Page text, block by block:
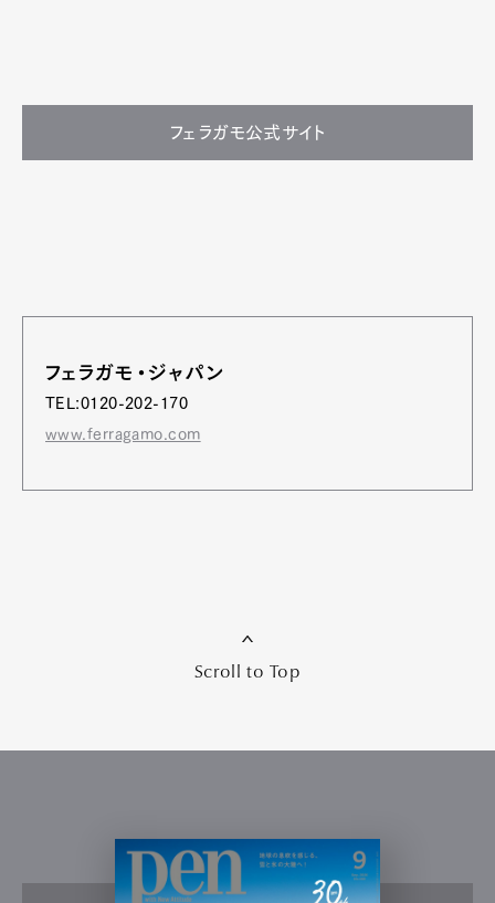
フェラガモ公式サイト
フェラガモ・ジャパン
TEL:0120-202-170
www.ferragamo.com
Scroll to Top